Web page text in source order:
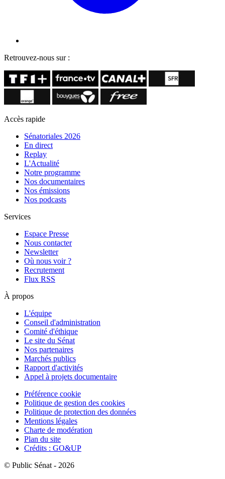
Retrouvez-nous sur :
Accès rapide
Sénatoriales 2026
En direct
Replay
L'Actualité
Notre programme
Nos documentaires
Nos émissions
Nos podcasts
Services
Espace Presse
Nous contacter
Newsletter
Où nous voir ?
Recrutement
Flux RSS
À propos
L'équipe
Conseil d'administration
Comité d'éthique
Le site du Sénat
Nos partenaires
Marchés publics
Rapport d'activités
Appel à projets documentaire
Préférence cookie
Politique de gestion des cookies
Politique de protection des données
Mentions légales
Charte de modération
Plan du site
Crédits : GO&UP
© Public Sénat - 2026